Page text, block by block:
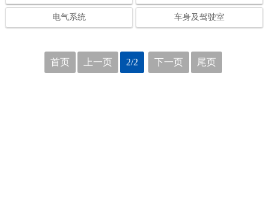
电气系统 车身及驾驶室
首页 上一页 2/2 下一页 尾页